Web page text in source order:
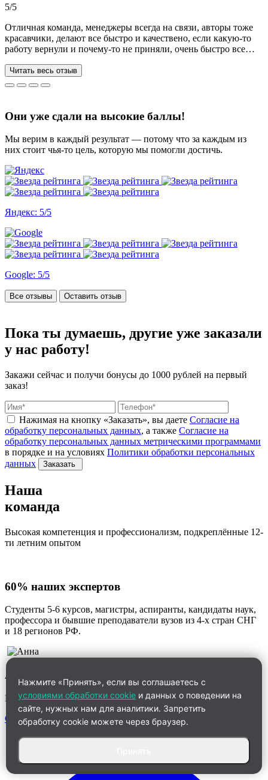
5/5
Отличная команда, менеджеры всегда на связи, авторы тоже
красавчики, делают все быстро и качествено, если какую-то
работу вернули и почему-то не приняли, очень быстро все
за 3 недели, до последнего не верила, что такое возможно, но
все удалось. Спасибо, что вы есть))
Читать весь отзыв
Они уже сдали на высокие баллы!
Мы верим в каждый результат — потому что за каждым из
них стоит чья-то цель, которую мы помогли достичь.
Яндекс: 5/5
Google: 5/5
Все отзывы Оставить отзыв
Пока ты думаешь, другие уже заказали
у нас работу!
Закажи сейчас и получи бонусы до 1000 рублей на первый
заказ!
Нажимая на кнопку «Заказать», вы даете Согласие на
обработку персональных данных, а также Согласие на
обработку персональных данных метрическими программами
в порядке и на условиях Политики обработки персональных
данных
Заказать
Наша
команда
Высокая компетенция и профессионализм, подкреплённые 12-
ти летним опытом
60% наших экспертов
Студенты 5-6 курсов, магистры, аспиранты, кандидаты наук,
профессора и бывшие преподаватели вузов из 4-х стран СНГ
и 18 регионов РФ.
Анна
Менеджер по работе с клиентами
Связаться
Нажмите «Принять», если вы соглашаетесь с
условиями обработки cookie и данных о поведении на
сайте, нужных нам для аналитики. Запретить
обработку cookie можете через браузер.